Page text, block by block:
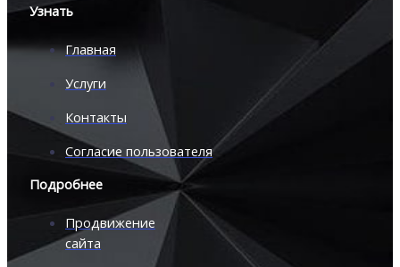
Узнать
Главная
Услуги
Контакты
Согласие пользователя
Подробнее
Продвижение
сайта